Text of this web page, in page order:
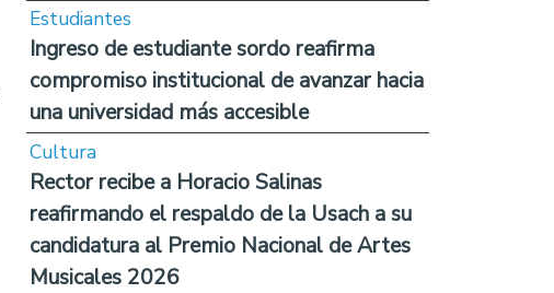
Estudiantes
Ingreso de estudiante sordo reafirma
compromiso institucional de avanzar hacia
una universidad más accesible
Cultura
Rector recibe a Horacio Salinas
reafirmando el respaldo de la Usach a su
candidatura al Premio Nacional de Artes
Musicales 2026